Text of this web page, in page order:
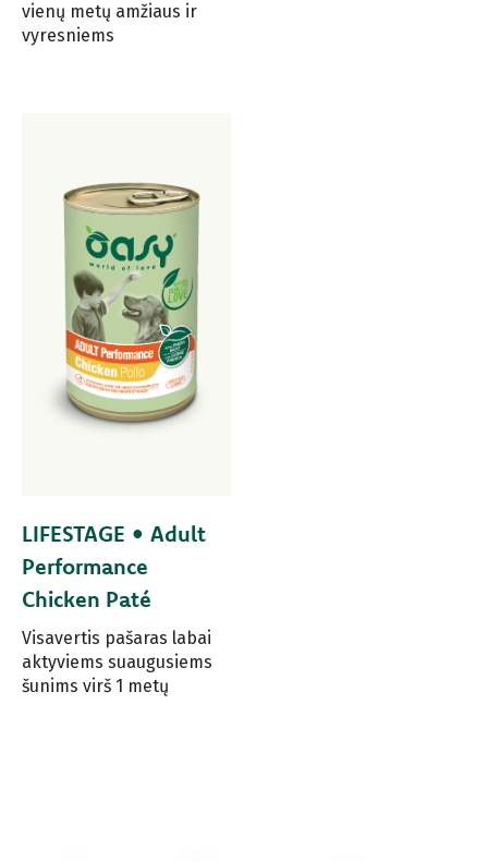
vienų metų amžiaus ir
vyresniems
LIFESTAGE • Adult
Performance
Chicken Paté
Visavertis pašaras labai
aktyviems suaugusiems
šunims virš 1 metų